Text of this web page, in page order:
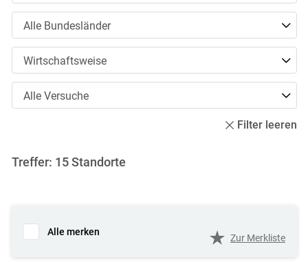
Bundesländer
Alle Bundesländer
Wirtschaftsweise
Wirtschaftsweise
Versuche
Alle Versuche
Filter leeren
Treffer: 15Standorte
Alle merken
Zur Merkliste